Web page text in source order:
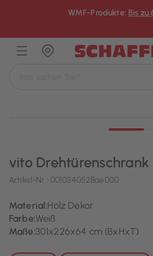
WMF-Produkte: Bis zu
vito Drehtürenschrank
Artikel-Nr.: 0010340528ae000
Material:Holz Dekor
Farbe:Weiß
Maße:301x226x64 cm (BxHxT)